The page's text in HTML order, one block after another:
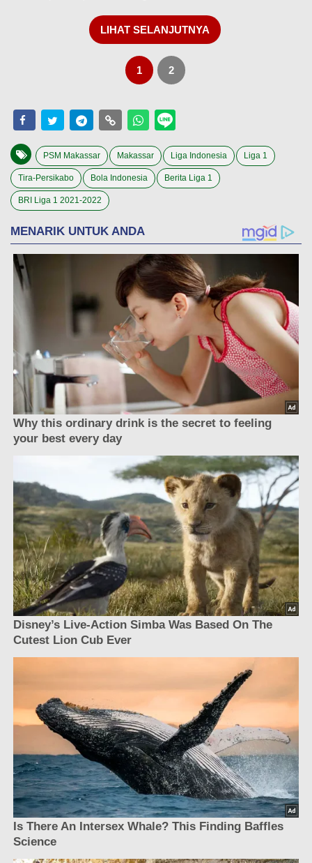
LIHAT SELANJUTNYA
1 2
PSM Makassar Makassar Liga Indonesia Liga 1
Tira-Persikabo Bola Indonesia Berita Liga 1
BRI Liga 1 2021-2022